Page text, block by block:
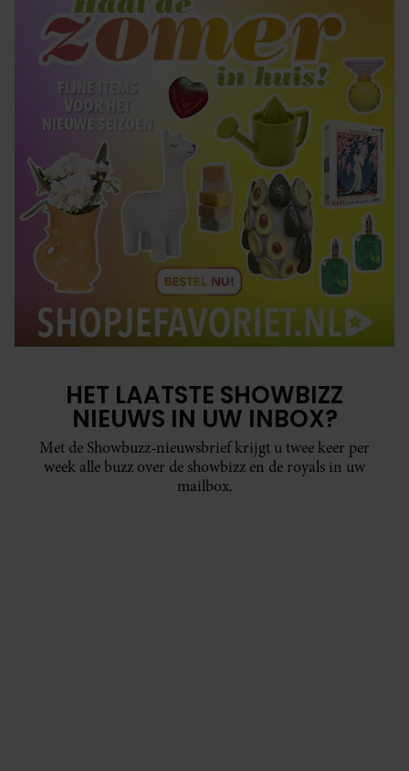
HET LAATSTE SHOWBIZZ
NIEUWS IN UW INBOX?
Met de Showbuzz-nieuwsbrief krijgt u twee keer per
week alle buzz over de showbizz en de royals in uw
mailbox.